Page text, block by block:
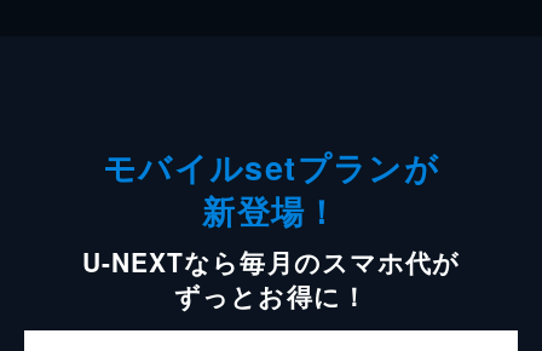
モバイルsetプランが
新登場！
U-NEXTなら毎月のスマホ代が
ずっとお得に！